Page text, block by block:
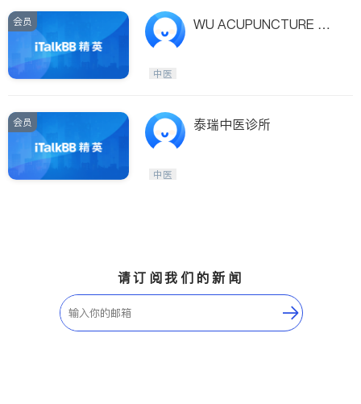
会员
WU ACUPUNCTURE - J
中医
会员 泰瑞中医诊所
中医
请订阅我们的新闻